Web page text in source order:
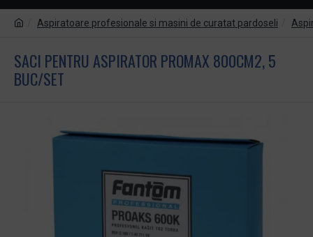
Aspiratoare profesionale si masini de curatat pardoseli
SACI PENTRU ASPIRATOR PROMAX 800CM2, 5
BUC/SET